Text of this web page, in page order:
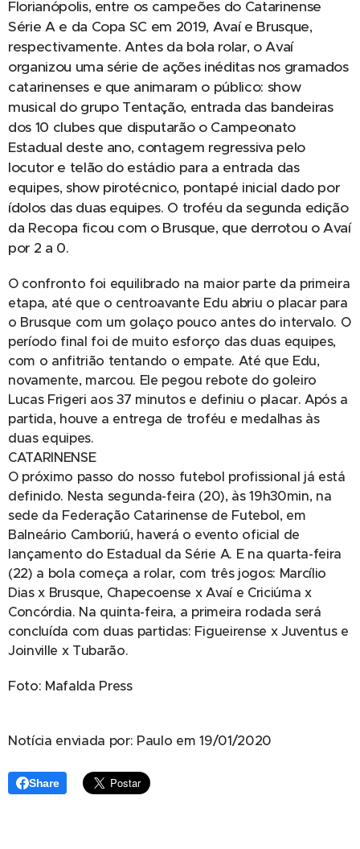
Florianópolis, entre os campeões do Catarinense
Série A e da Copa SC em 2019, Avaí e Brusque,
respectivamente. Antes da bola rolar, o Avaí
organizou uma série de ações inéditas nos gramados
catarinenses e que animaram o público: show
musical do grupo Tentação, entrada das bandeiras
dos 10 clubes que disputarão o Campeonato
Estadual deste ano, contagem regressiva pelo
locutor e telão do estádio para a entrada das
equipes, show pirotécnico, pontapé inicial dado por
ídolos das duas equipes. O troféu da segunda edição
da Recopa ficou com o Brusque, que derrotou o Avaí
por 2 a 0.
O confronto foi equilibrado na maior parte da primeira
etapa, até que o centroavante Edu abriu o placar para
o Brusque com um golaço pouco antes do intervalo. O
período final foi de muito esforço das duas equipes,
com o anfitrião tentando o empate. Até que Edu,
novamente, marcou. Ele pegou rebote do goleiro
Lucas Frigeri aos 37 minutos e definiu o placar. Após a
partida, houve a entrega de troféu e medalhas às
duas equipes.
CATARINENSE
O próximo passo do nosso futebol profissional já está
definido. Nesta segunda-feira (20), às 19h30min, na
sede da Federação Catarinense de Futebol, em
Balneário Camboriú, haverá o evento oficial de
lançamento do Estadual da Série A. E na quarta-feira
(22) a bola começa a rolar, com três jogos: Marcílio
Dias x Brusque, Chapecoense x Avaí e Criciúma x
Concórdia. Na quinta-feira, a primeira rodada será
concluída com duas partidas: Figueirense x Juventus e
Joinville x Tubarão.
Foto: Mafalda Press
Notícia enviada por: Paulo em 19/01/2020
Share